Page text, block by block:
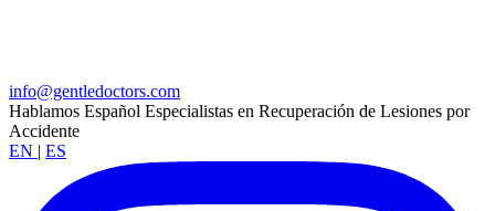
info@gentledoctors.com
Hablamos Español Especialistas en Recuperación de Lesiones por
Accidente
EN | ES